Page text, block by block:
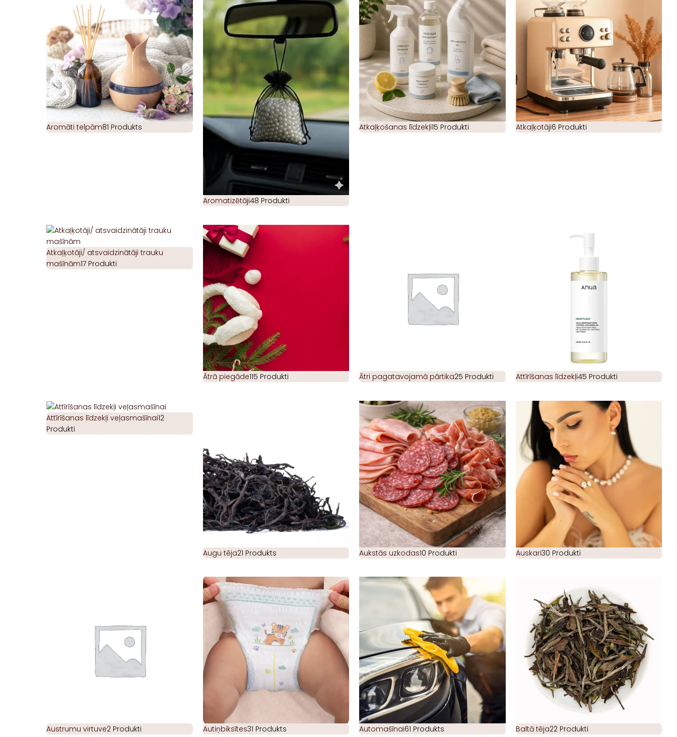
Aromāti telpām81 Produkts
Aromatizētāji48 Produkti
Atkaļķošanas līdzekļi15 Produkti Atkaļķotāji6 Produkti
Atkaļķotāji/ atsvaidzinātāji trauku
mašīnām17 Produkti
Ātrā piegāde115 Produkti Ātri pagatavojamā pārtika25 Produkti Attīrīšanas līdzekļi45 Produkti
Attīrīšanas līdzekļi veļasmašīnai12
Produkti
Augu tēja21 Produkts Aukstās uzkodas10 Produkti Auskari30 Produkti
Austrumu virtuve2 Produkti Autiņbiksītes31 Produkts Automašīnai61 Produkts Baltā tēja22 Produkti